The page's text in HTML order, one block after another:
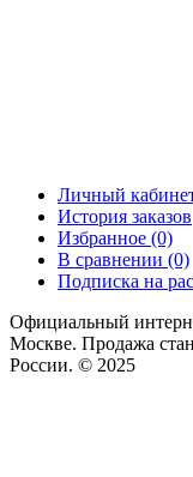
Личный
История заказов
Избранное (0)
В сравнении (0)
Подписка на
Официальный
Москве. Продажа
России. © 2025